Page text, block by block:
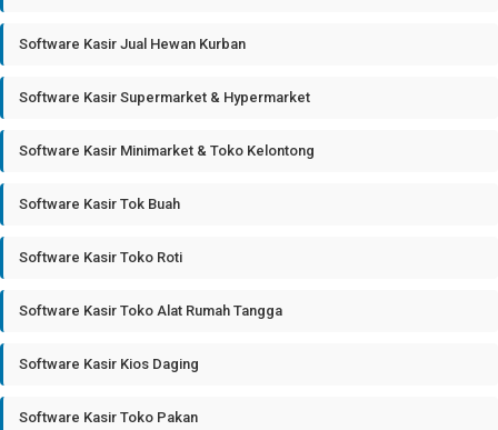
Software Kasir Jual Hewan Kurban
Software Kasir Supermarket & Hypermarket
Software Kasir Minimarket & Toko Kelontong
Software Kasir Tok Buah
Software Kasir Toko Roti
Software Kasir Toko Alat Rumah Tangga
Software Kasir Kios Daging
Software Kasir Toko Pakan